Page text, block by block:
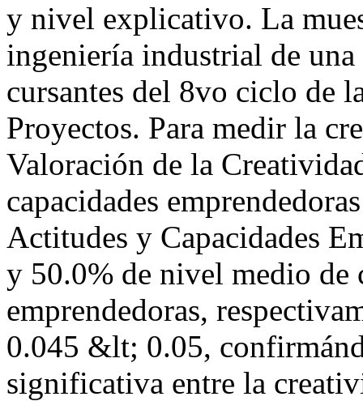
y nivel explicativo. La
ingeniería industrial de
cursantes del 8vo ciclo de
Proyectos. Para medir la
Valoración de la
capacidades
Actitudes y Capacidades
y 50.0% de nivel medio de
emprendedoras,
0.045 &lt; 0.05,
significativa entre la